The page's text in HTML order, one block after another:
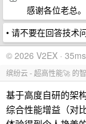
感谢各位老总
• 请不要在回答技术
© 2026 V2EX ·
缤纷云 - 超高性能🚀 的
基于高度自研的架
综合性能增益（对